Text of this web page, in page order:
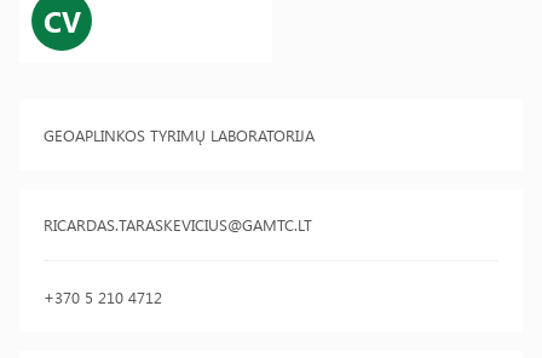
CV
GEOAPLINKOS TYRIMŲ LABORATORIJA
RICARDAS.TARASKEVICIUS@GAMTC.LT
+370 5 210 4712